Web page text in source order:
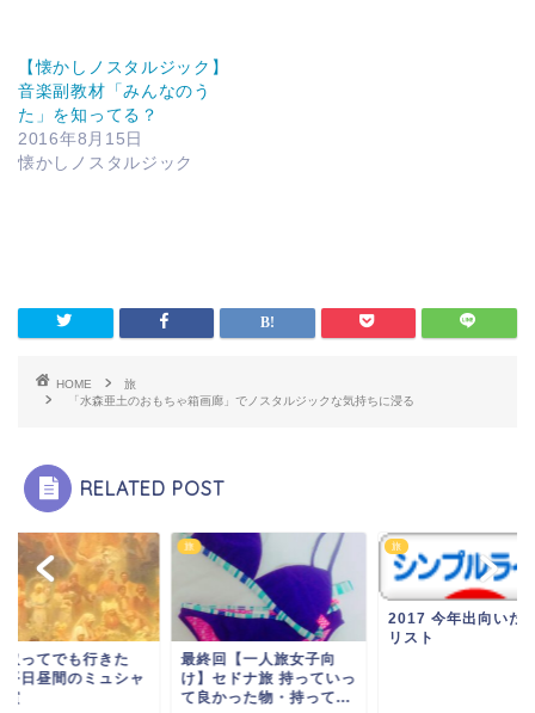
【懐かしノスタルジック】
音楽副教材「みんなのう
た」を知ってる？
2016年8月15日
懐かしノスタルジック
HOME
旅
「水森亜土のおもちゃ箱画廊」でノスタルジックな気持ちに浸る
RELATED POST
取ってでも行きた
平日昼間のミュシャ
賞
旅
最終回【一人旅女子向
け】セドナ旅 持っていっ
て良かった物・持って...
旅
2017 今年出向いた
リスト